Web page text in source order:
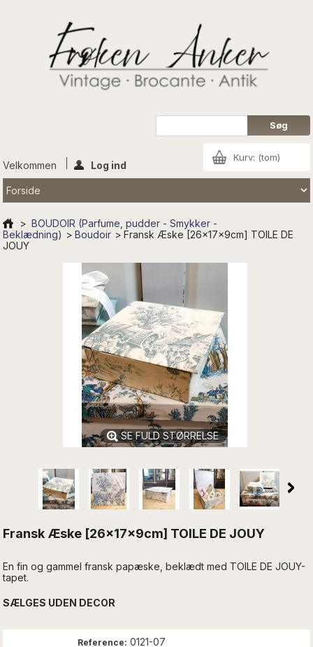
Kurv: (tom)
Velkommen Log ind
> BOUDOIR (Parfume, pudder - Smykker -
Beklædning) > Boudoir > Fransk Æske [26x17x9cm] TOILE DE
JOUY
SE FULD STØRRELSE
Fransk Æske [26x17x9cm] TOILE DE JOUY
En fin og gammel fransk papæske, beklædt med TOILE DE JOUY-
tapet.
SÆLGES UDEN DECOR
Reference: 0121-07